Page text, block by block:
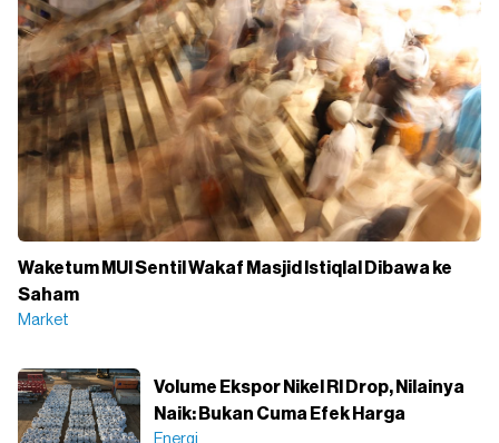
Waketum MUI Sentil Wakaf Masjid Istiqlal Dibawa ke
Saham
Market
Volume Ekspor Nikel RI Drop, Nilainya
Naik: Bukan Cuma Efek Harga
Energi